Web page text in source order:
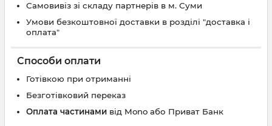
Самовивіз зі складу партнерів в м. Суми
Умови безкоштовної доставки в розділі "доставка і
оплата"
Способи оплати
Готівкою при отриманні
Безготівковий переказ
Оплата частинами від Mono або Приват Банк